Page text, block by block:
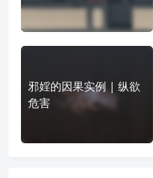
邪婬的因果实例 | 纵欲
危害